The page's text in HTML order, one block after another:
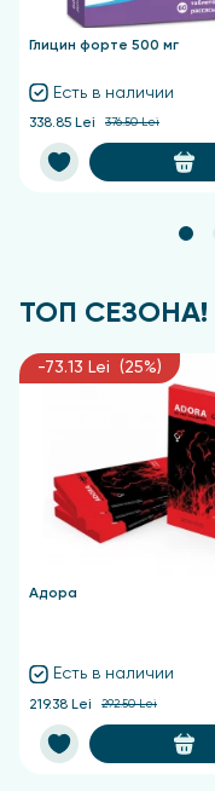
Форма
Бутылка из
Глицин форте 500 мг
Есть в наличии
338.85 Lei 376.50 Lei
ТОП СЕЗОНА!
-73.13 Lei (25%)
Адора
Есть в наличии
219.38 Lei 292.50 Lei